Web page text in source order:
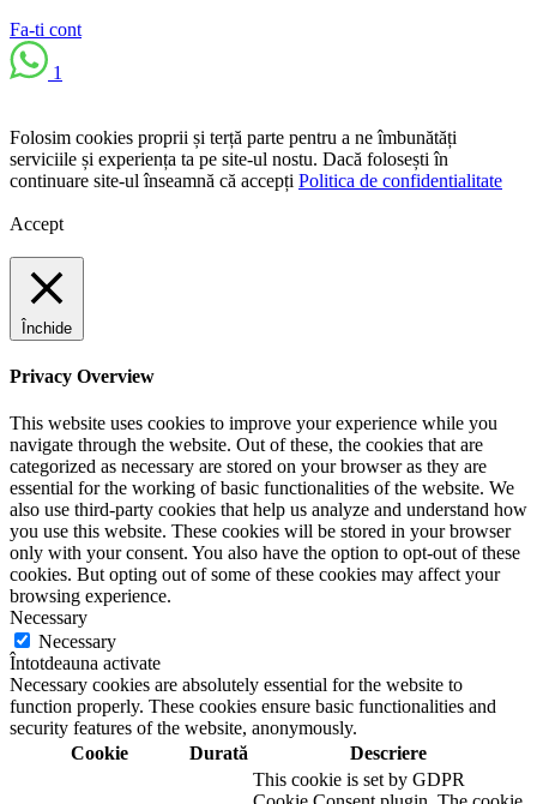
Fa-ti cont
1
Folosim cookies proprii și terță parte pentru a ne îmbunătăți
serviciile și experiența ta pe site-ul nostu. Dacă folosești în
continuare site-ul înseamnă că accepți Politica de confidentialitate
Accept
Închide
Privacy Overview
This website uses cookies to improve your experience while you
navigate through the website. Out of these, the cookies that are
categorized as necessary are stored on your browser as they are
essential for the working of basic functionalities of the website. We
also use third-party cookies that help us analyze and understand how
you use this website. These cookies will be stored in your browser
only with your consent. You also have the option to opt-out of these
cookies. But opting out of some of these cookies may affect your
browsing experience.
Necessary
Necessary
Întotdeauna activate
Necessary cookies are absolutely essential for the website to
function properly. These cookies ensure basic functionalities and
security features of the website, anonymously.
Cookie
Durată Descriere
This cookie is set by GDPR